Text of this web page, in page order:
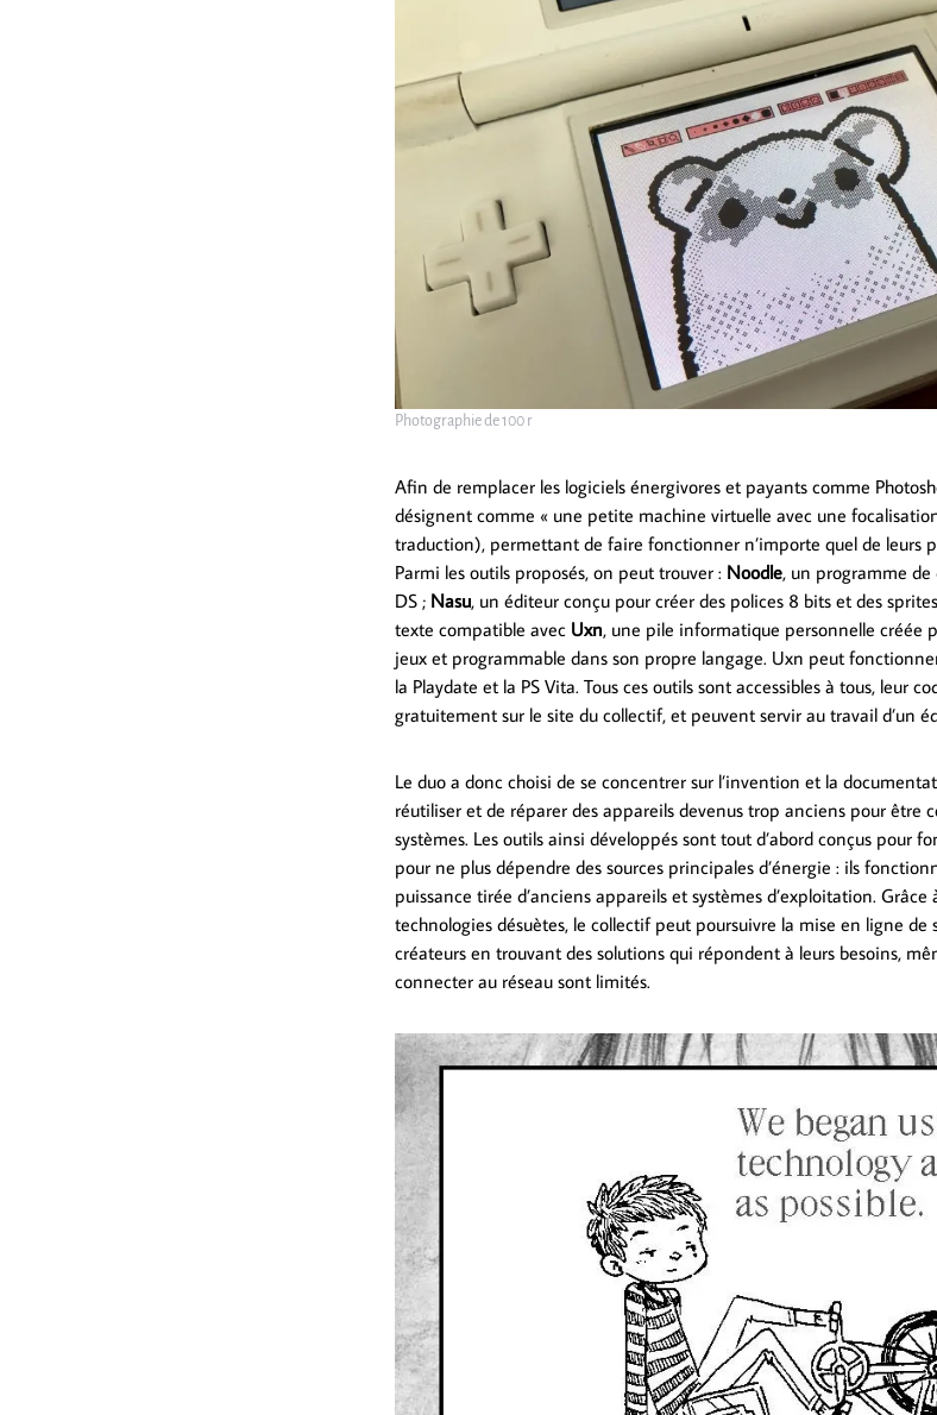
Photographie de 100 r
Afin de remplacer les logiciels énergivores et payants comme
désignent comme « une petite machine virtuelle avec une
traduction), permettant de faire fonctionner n’importe quel de leurs
Parmi les outils proposés, on peut trouver : Noodle, un programme
DS ; Nasu, un éditeur conçu pour créer des polices 8 bits et des
texte compatible avec Uxn, une pile informatique personnelle créée
jeux et programmable dans son propre langage. Uxn peut
la Playdate et la PS Vita. Tous ces outils sont accessibles à tous, leur
gratuitement sur le site du collectif, et peuvent servir au travail d’un
Le duo a donc choisi de se concentrer sur l’invention et la
réutiliser et de réparer des appareils devenus trop anciens pour être
systèmes. Les outils ainsi développés sont tout d’abord conçus pour
pour ne plus dépendre des sources principales d’énergie : ils
puissance tirée d’anciens appareils et systèmes d’exploitation.
technologies désuètes, le collectif peut poursuivre la mise en ligne de
créateurs en trouvant des solutions qui répondent à leurs besoins,
connecter au réseau sont limités.